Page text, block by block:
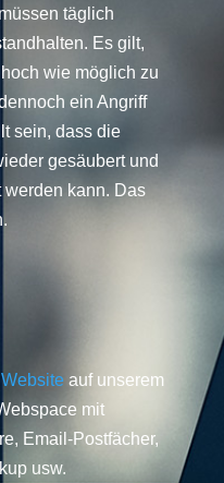
täglich
Es gilt,
wie möglich zu
ein Angriff
sein, dass die
gesäubert und
werden kann. Das
Website auf unserem
mit
Email-Postfächer,
usw.